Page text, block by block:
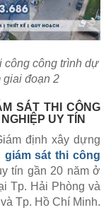
công công trình dự
giai đoạn 2
SÁT THI CÔNG
UY TÍN
định xây dựng
giám sát thi công
tín gần 20 năm ở
Tp. Hải Phòng và
Tp. Hồ Chí Minh.